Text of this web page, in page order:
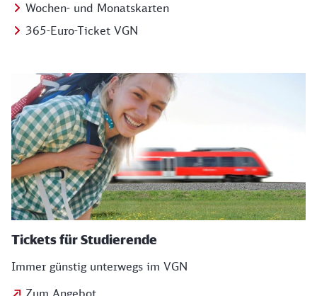
Wochen- und Monatskarten
365-Euro-Ticket VGN
Tickets für Studierende
Immer günstig unterwegs im VGN
Zum Angebot